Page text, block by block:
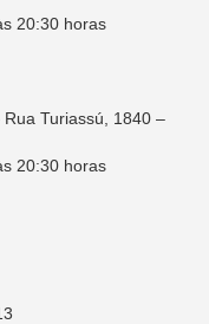
20:30 horas
Turiassú, 1840 –
20:30 horas